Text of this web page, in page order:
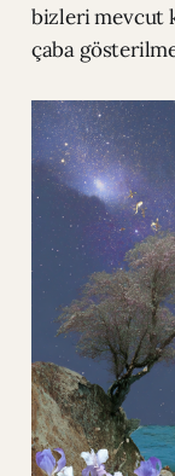
bizleri mevcut
çaba